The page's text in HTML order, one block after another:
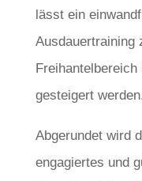
lässt ein
Ausdauertraining
gesteigert
Abgerundet wird
engagiertes und